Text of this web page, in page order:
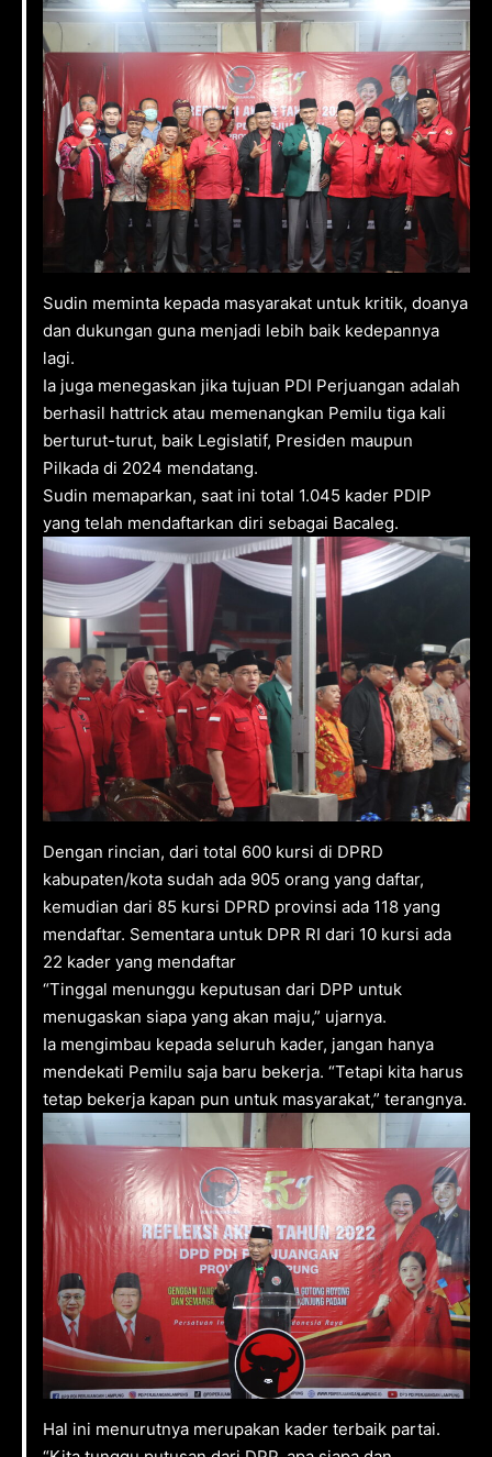
Sudin meminta kepada masyarakat untuk kritik, doanya
dan dukungan guna menjadi lebih baik kedepannya
lagi.
Ia juga menegaskan jika tujuan PDI Perjuangan adalah
berhasil hattrick atau memenangkan Pemilu tiga kali
berturut-turut, baik Legislatif, Presiden maupun
Pilkada di 2024 mendatang.
Sudin memaparkan, saat ini total 1.045 kader PDIP
yang telah mendaftarkan diri sebagai Bacaleg.
Dengan rincian, dari total 600 kursi di DPRD
kabupaten/kota sudah ada 905 orang yang daftar,
kemudian dari 85 kursi DPRD provinsi ada 118 yang
mendaftar. Sementara untuk DPR RI dari 10 kursi ada
22 kader yang mendaftar
“Tinggal menunggu keputusan dari DPP untuk
menugaskan siapa yang akan maju,” ujarnya.
Ia mengimbau kepada seluruh kader, jangan hanya
mendekati Pemilu saja baru bekerja. “Tetapi kita harus
tetap bekerja kapan pun untuk masyarakat,” terangnya.
Hal ini menurutnya merupakan kader terbaik partai.